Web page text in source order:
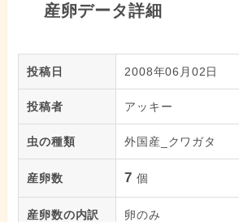
産卵データ詳細
投稿日 2008年06月02日
投稿者 アッキー
虫の種類 外国産_クワガタ
産卵数 7 個
産卵数の内訳 卵のみ